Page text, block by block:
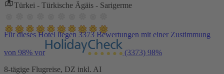
Türkei - Türkische Ägäis - Sarigerme
Für dieses Hotel liegen 3373 Bewertungen mit einer Zustimmung
von 98% vor (3373) 98%
8-tägige Flugreise, DZ inkl. AI